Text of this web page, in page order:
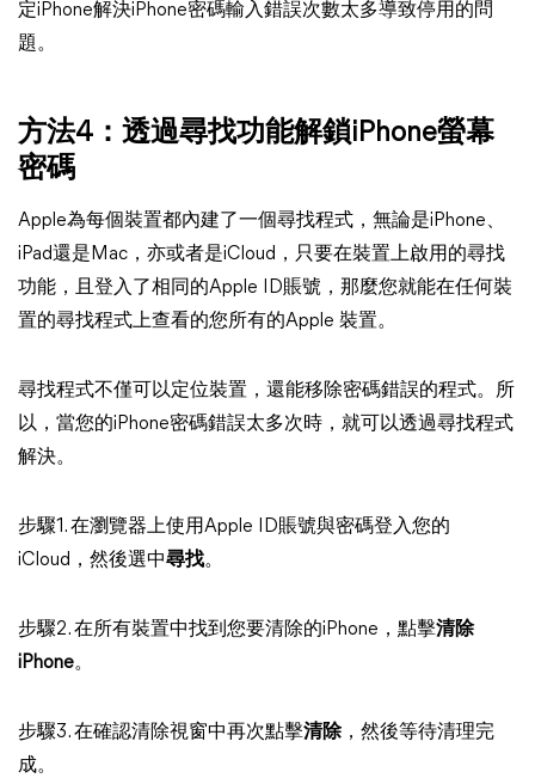
定iPhone解決iPhone密碼輸入錯誤次數太多導致停用的問
題。
方法4：透過尋找功能解鎖iPhone螢幕
密碼
Apple為每個裝置都內建了一個尋找程式，無論是iPhone、
iPad還是Mac，亦或者是iCloud，只要在裝置上啟用的尋找
功能，且登入了相同的Apple ID賬號，那麼您就能在任何裝
置的尋找程式上查看的您所有的Apple 裝置。
尋找程式不僅可以定位裝置，還能移除密碼錯誤的程式。所
以，當您的iPhone密碼錯誤太多次時，就可以透過尋找程式
解決。
步驟1. 在瀏覽器上使用Apple ID賬號與密碼登入您的
iCloud，然後選中尋找。
步驟2. 在所有裝置中找到您要清除的iPhone，點擊清除
iPhone。
步驟3. 在確認清除視窗中再次點擊清除，然後等待清理完
成。